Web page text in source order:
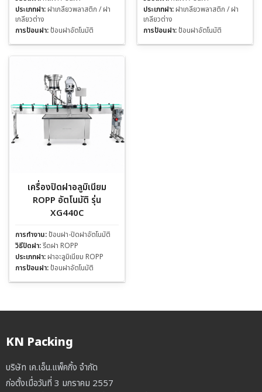
ประเภทฝา: ฝาเกลียวพลาสติก / ฝา
เกลียวต่าง
การป้อนฝา: ป้อนฝาอัตโนมัติ
ประเภทฝา: ฝาเกลียวพลาสติก / ฝา
เกลียวต่าง
การป้อนฝา: ป้อนฝาอัตโนมัติ
เครื่องปิดฝาอลูมิเนียม
ROPP อัตโนมัติ รุ่น
XG440C
การทำงาน: ป้อนฝา-ปิดฝาอัตโนมัติ
วิธีปิดฝา:รีดฝา ROPP
ประเภทฝา: ฝาอะลูมิเนียม ROPP
การป้อนฝา: ป้อนฝาอัตโนมัติ
KN Packing
บริษัท เค.เอ็น.แพ็คกิ้ง จำกัด
ก่อตั้งเมื่อวันที่ 3 มกราคม 2557